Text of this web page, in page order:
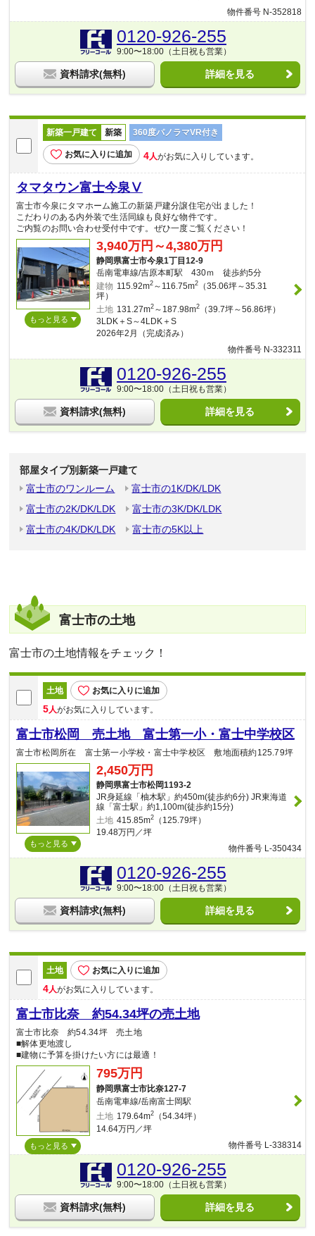
物件番号 N-352818
0120-926-255
9:00〜18:00（土日祝も営業）
資料請求(無料) 詳細を見る
新築一戸建て 新築 360度パノラマVR付き
お気に入りに追加 4人がお気に入りしています。
タマタウン富士今泉Ⅴ
富士市今泉にタマホーム施工の新築戸建分譲住宅が出ました！
こだわりのある内外装で生活同線も良好な物件です。
ご内覧のお問い合わせ受付中です。ぜひ一度ご覧ください！
もっと見る
3,940万円～4,380万円
静岡県富士市今泉1丁目12-9
岳南電車線/吉原本町駅 430ｍ 徒歩約5分
建物 115.92m2～116.75m2（35.06坪～35.31
坪）
土地 131.27m2～187.98m2（39.7坪～56.86坪）
3LDK＋S～4LDK＋S
2026年2月（完成済み）
物件番号 N-332311
0120-926-255
9:00〜18:00（土日祝も営業）
資料請求(無料) 詳細を見る
部屋タイプ別新築一戸建て
富士市のワンルーム
富士市の1K/DK/LDK
富士市の2K/DK/LDK
富士市の3K/DK/LDK
富士市の4K/DK/LDK
富士市の5K以上
富士市の土地
富士市の土地情報をチェック！
土地 お気に入りに追加
5人がお気に入りしています。
富士市松岡 売土地 富士第一小・富士中学校区
富士市松岡所在 富士第一小学校・富士中学校区 敷地面積約125.79坪
もっと見る
2,450万円
静岡県富士市松岡1193-2
JR身延線「柚木駅」約450m(徒歩約6分) JR東海道
線「富士駅」約1,100m(徒歩約15分)
土地 415.85m2（125.79坪）
19.48万円／坪
物件番号 L-350434
0120-926-255
9:00〜18:00（土日祝も営業）
資料請求(無料) 詳細を見る
土地 お気に入りに追加
4人がお気に入りしています。
富士市比奈 約54.34坪の売土地
富士市比奈 約54.34坪 売土地
■解体更地渡し
■建物に予算を掛けたい方には最適！
もっと見る
795万円
静岡県富士市比奈127-7
岳南電車線/岳南富士岡駅
土地 179.64m2（54.34坪）
14.64万円／坪
物件番号 L-338314
0120-926-255
9:00〜18:00（土日祝も営業）
資料請求(無料) 詳細を見る